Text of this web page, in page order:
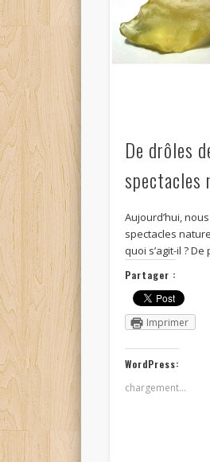
De drôles
spectacles
Aujourd’hui,
spectacles
quoi s’agit-il ?
Partager :
Imprimer
WordPress:
chargement…